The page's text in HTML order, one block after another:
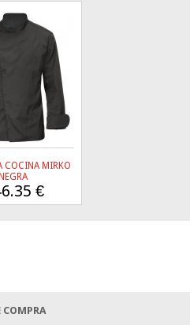
COCINA MIRKO
NEGRA
€
COMPRA